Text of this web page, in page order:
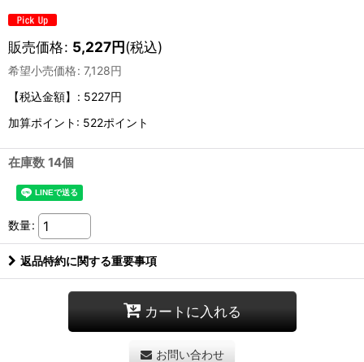
販売価格: 5,227円(税込)
希望小売価格: 7,128円
【税込金額】
: 5227円
加算ポイント: 522ポイント
在庫数 14個
数量:
返品特約に関する重要事項
カートに入れる
お問い合わせ